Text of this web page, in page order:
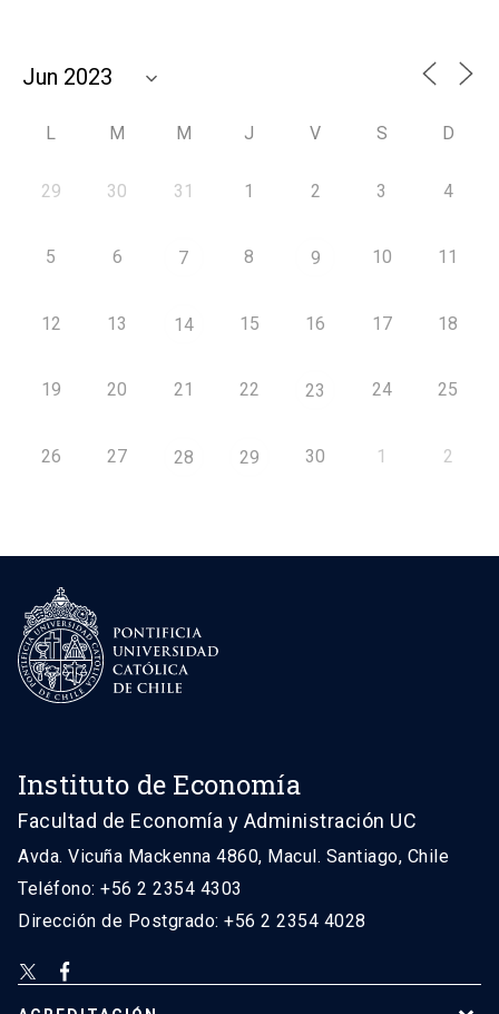
L M M J V S D
29 30 31 1 2 3 4
5 6 7 8 9 10 11
12 13 14 15 16 17 18
19 20 21 22 23 24 25
26 27 28 29 30 1 2
Instituto de Economía
Facultad de Economía y Administración UC
Avda. Vicuña Mackenna 4860, Macul. Santiago, Chile
Teléfono: +56 2 2354 4303
Dirección de Postgrado: +56 2 2354 4028